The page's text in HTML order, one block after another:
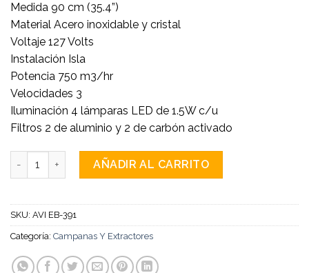
Medida 90 cm (35.4”)
Material Acero inoxidable y cristal
Voltaje 127 Volts
Instalación Isla
Potencia 750 m3/hr
Velocidades 3
Iluminación 4 lámparas LED de 1.5W c/u
Filtros 2 de aluminio y 2 de carbón activado
Purificadora Extractora De Isla cantidad
AÑADIR AL CARRITO
SKU: AVI EB-391
Categoría: Campanas Y Extractores